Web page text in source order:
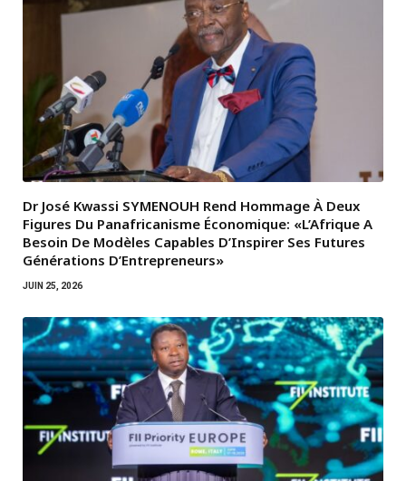
Dr José Kwassi SYMENOUH Rend Hommage À Deux
Figures Du Panafricanisme Économique: «L’Afrique A
Besoin De Modèles Capables D’Inspirer Ses Futures
Générations D’Entrepreneurs»
JUIN 25, 2026